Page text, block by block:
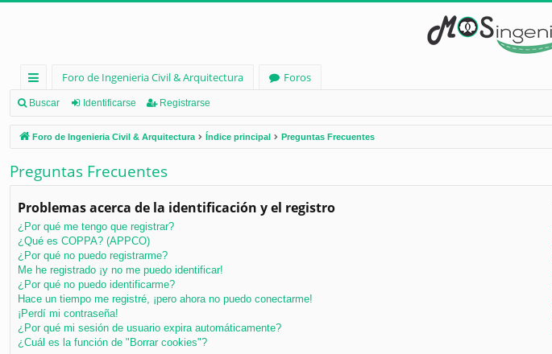
nl
ac
es
rá
pi
d
os
Foro de Ingenieria Civil & Arquitectura
Foros
Buscar Identificarse Registrarse
Foro de Ingenieria Civil & Arquitectura Índice principal Preguntas Frecuentes
Preguntas Frecuentes
Problemas acerca de la identificación y el registro
¿Por qué me tengo que registrar?
¿Qué es COPPA? (APPCO)
¿Por qué no puedo registrarme?
Me he registrado ¡y no me puedo identificar!
¿Por qué no puedo identificarme?
Hace un tiempo me registré, ¡pero ahora no puedo conectarme!
¡Perdí mi contraseña!
¿Por qué mi sesión de usuario expira automáticamente?
¿Cuál es la función de "Borrar cookies"?